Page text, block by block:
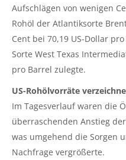
Aufschlägen von wenigen
Rohöl der Atlantiksorte
Cent bei 70,19 US-Dollar
Sorte West Texas
pro Barrel zulegte.
US-Rohölvorräte
Im Tagesverlauf waren die
überraschenden Anstieg
was umgehend die Sorgen
Nachfrage vergrößerte.